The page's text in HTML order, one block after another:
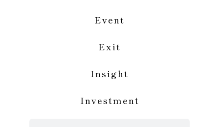
Event
Exit
Insight
Investment